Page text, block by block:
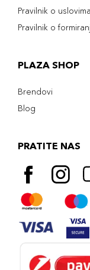
Pravilnik o
Pravilnik o
PLAZA SHOP
Brendovi
Blog
PRATITE NAS